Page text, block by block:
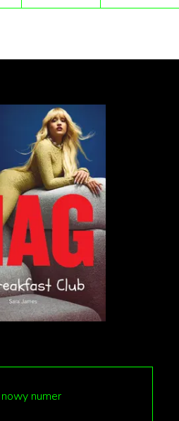
to nie tylko
wręcz promowanie
i psycholodzy
ekstremalnej
i psychicznego,
konsekwencji
nowy numer